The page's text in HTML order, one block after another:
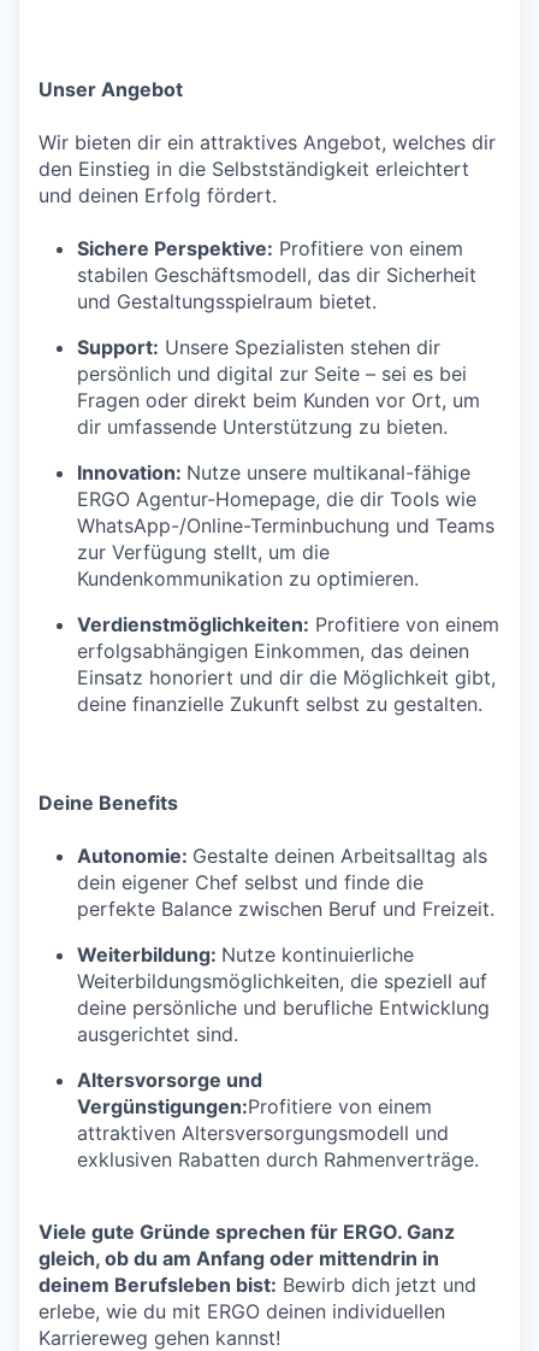
Unser Angebot
Wir bieten dir ein attraktives Angebot, welches dir
den Einstieg in die Selbstständigkeit erleichtert
und deinen Erfolg fördert.
Sichere Perspektive: Profitiere von einem
stabilen Geschäftsmodell, das dir Sicherheit
und Gestaltungsspielraum bietet.
Support: Unsere Spezialisten stehen dir
persönlich und digital zur Seite – sei es bei
Fragen oder direkt beim Kunden vor Ort, um
dir umfassende Unterstützung zu bieten.
Innovation: Nutze unsere multikanal-fähige
ERGO Agentur-Homepage, die dir Tools wie
WhatsApp-/Online-Terminbuchung und Teams
zur Verfügung stellt, um die
Kundenkommunikation zu optimieren.
Verdienstmöglichkeiten: Profitiere von einem
erfolgsabhängigen Einkommen, das deinen
Einsatz honoriert und dir die Möglichkeit gibt,
deine finanzielle Zukunft selbst zu gestalten.
Deine Benefits
Autonomie: Gestalte deinen Arbeitsalltag als
dein eigener Chef selbst und finde die
perfekte Balance zwischen Beruf und Freizeit.
Weiterbildung: Nutze kontinuierliche
Weiterbildungsmöglichkeiten, die speziell auf
deine persönliche und berufliche Entwicklung
ausgerichtet sind.
Altersvorsorge und
Vergünstigungen:Profitiere von einem
attraktiven Altersversorgungsmodell und
exklusiven Rabatten durch Rahmenverträge.
Viele gute Gründe sprechen für ERGO. Ganz
gleich, ob du am Anfang oder mittendrin in
deinem Berufsleben bist: Bewirb dich jetzt und
erlebe, wie du mit ERGO deinen individuellen
Karriereweg gehen kannst!